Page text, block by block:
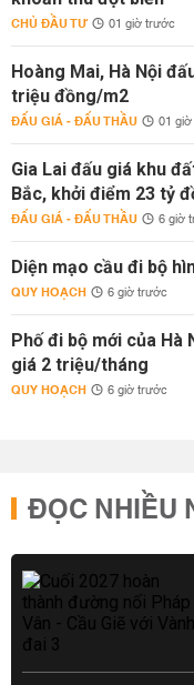
CHỦ ĐẦU TƯ 01 giờ trước
Hoàng Mai, Hà Nội
triệu đồng/m2
ĐẤU GIÁ - ĐẤU THẦU 01
Gia Lai đấu giá khu
Bắc, khởi điểm 23 tỷ
ĐẤU GIÁ - ĐẤU THẦU 6 giờ
Diện mạo cầu đi bộ
QUY HOẠCH 6 giờ trước
Phố đi bộ mới của Hà
giá 2 triệu/tháng
QUY HOẠCH 6 giờ trước
ĐỌC NHIỀU